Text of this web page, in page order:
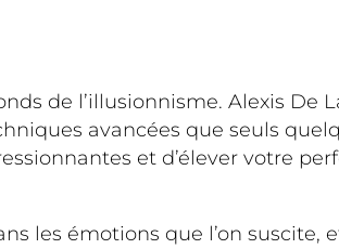
de l’illusionnisme. Alexis De
avancées que seuls
et d’élever votre
les émotions que l’on suscite,